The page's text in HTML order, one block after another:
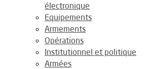
électronique
Equipements
Armements
Opérations
Institutionnel et politique
Armées